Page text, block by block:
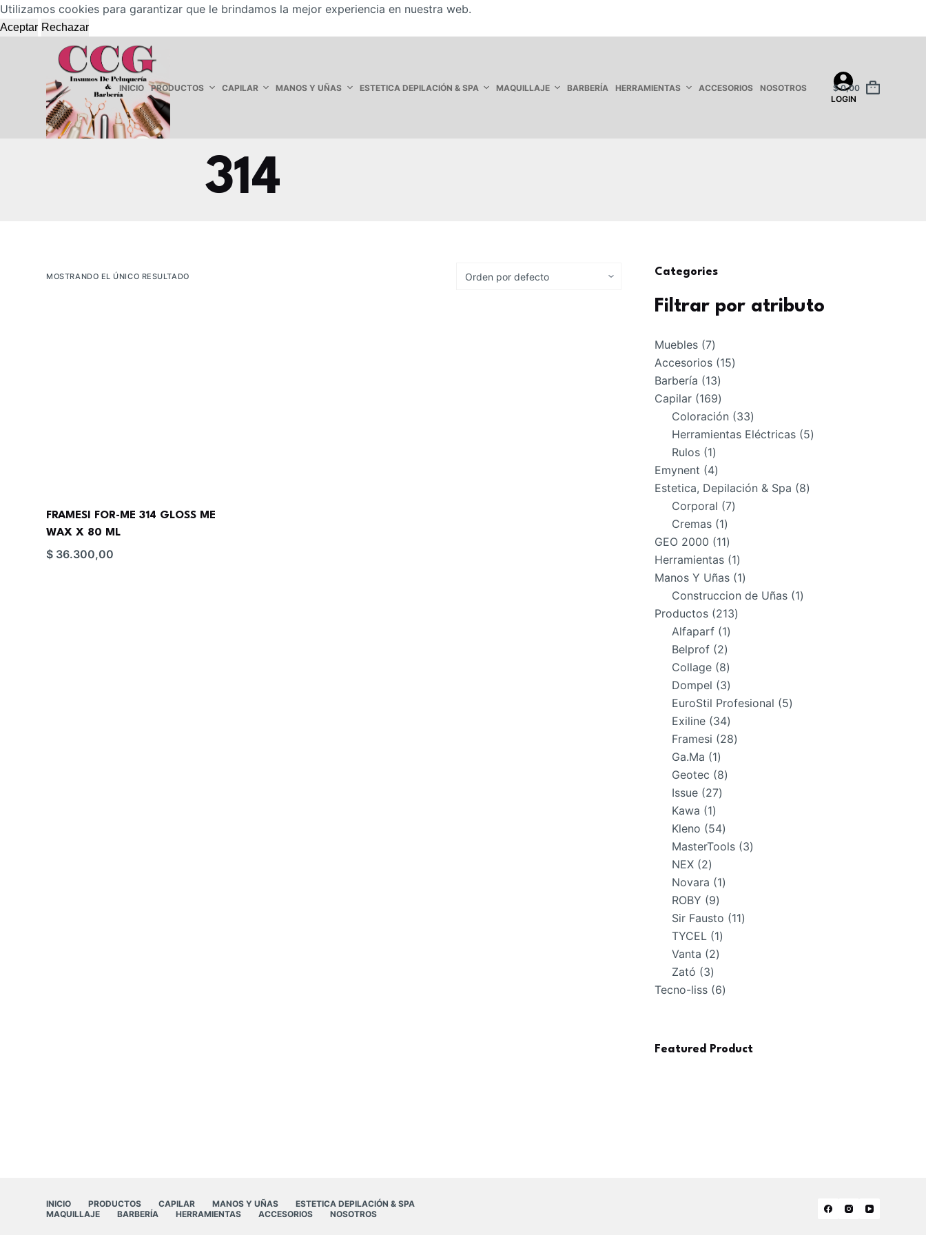
S
a
Utilizamos cookies para garantizar que le brindamos la mejor experiencia en nuestra web.
Aceptar Rechazar
INICIO PRODUCTOS CAPILAR MANOS Y UÑAS ESTETICA DEPILACIÓN & SPA MAQUILLAJE BARBERÍA HERRAMIENTAS ACCESORIOS
NOSOTROS
LOGIN
$0,00
314
MOSTRANDO EL ÚNICO RESULTADO
FRAMESI FOR-ME 314 GLOSS ME
WAX X 80 ML
$ 36.300,00
Categories
Filtrar por atributo
Muebles 77
productos
Accesorios 1515
Barbería 1313
productos
Capilar 169169
productos
Coloración 3333
productos
Herramientas Eléctricas 55
Rulos 11
producto
Emynent 44
productos
Estetica, Depilación & Spa 88
Corporal 77
Cremas 11
producto
GEO 2000 1111
productos
Herramientas 11
producto
Manos Y Uñas 11
producto
Construccion de Uñas 11
Productos 213213
Alfaparf 11
producto
Belprof 22
productos
Collage 88
productos
Dompel 33
productos
EuroStil Profesional 55
Exiline 3434
productos
Framesi 2828
Ga.Ma 11
producto
Geotec 88
Issue 2727
Kawa 11
producto
Kleno 5454
productos
MasterTools 33
NEX 22
productos
Novara 11
ROBY 99
productos
Sir Fausto 1111
TYCEL 11
Vanta 22
Zató 33
productos
Tecno-liss 66
Featured Product
INICIO PRODUCTOS CAPILAR MANOS Y UÑAS
ESTETICA DEPILACIÓN & SPA
MAQUILLAJE
BARBERÍA HERRAMIENTAS ACCESORIOS NOSOTROS